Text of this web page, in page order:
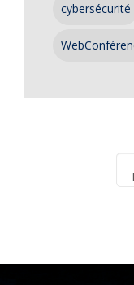
cybersécurité